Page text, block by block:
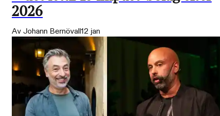
2026
Av Johann Bernövall12 jan